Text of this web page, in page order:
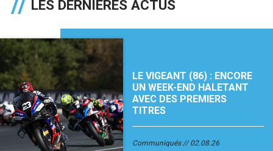
LES DERNIÈRES ACTUS
LE VIGEANT (86) : ENCORE
UN WEEK-END HALETANT
AVEC DES PREMIERS
TITRES
Communiqués 02.08.26